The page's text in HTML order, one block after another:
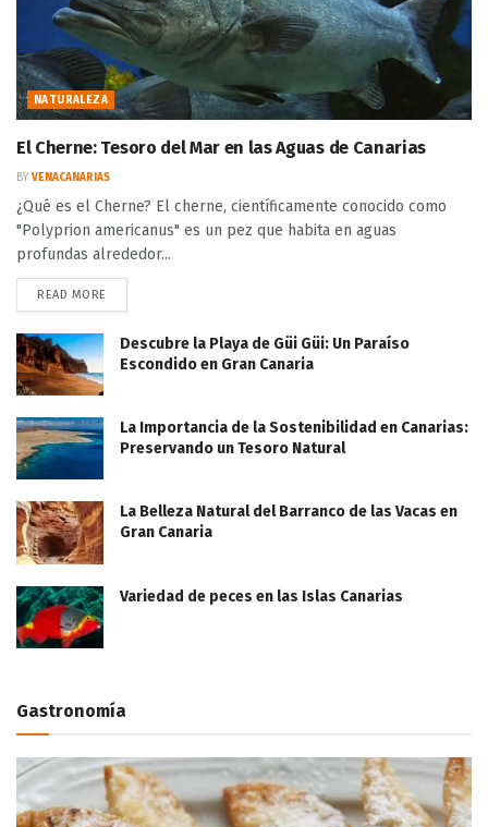
NATURALEZA
El Cherne: Tesoro del Mar en las Aguas de Canarias
BY VENACANARIAS
¿Qué es el Cherne? El cherne, científicamente conocido como
"Polyprion americanus" es un pez que habita en aguas
profundas alrededor...
READ MORE
Descubre la Playa de Güi Güi: Un Paraíso
Escondido en Gran Canaria
La Importancia de la Sostenibilidad en Canarias:
Preservando un Tesoro Natural
La Belleza Natural del Barranco de las Vacas en
Gran Canaria
Variedad de peces en las Islas Canarias
Gastronomía